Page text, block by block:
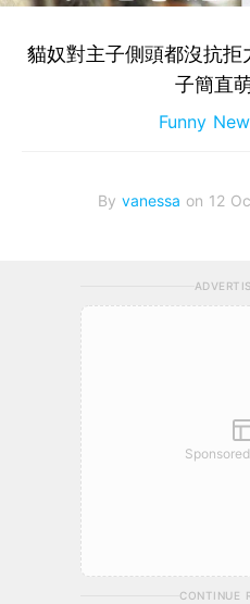
貓奴對主子側頭都沒抗
子簡直
Funny
By vanessa on 12
CONTINUE